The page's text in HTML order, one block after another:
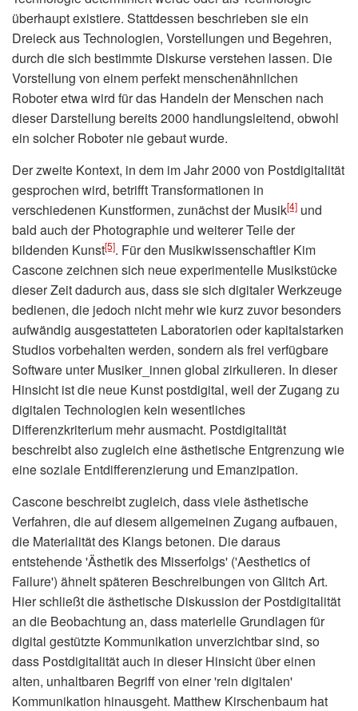
überhaupt existiere. Stattdessen beschrieben sie ein
Dreieck aus Technologien, Vorstellungen und Begehren,
durch die sich bestimmte Diskurse verstehen lassen. Die
Vorstellung von einem perfekt menschenähnlichen
Roboter etwa wird für das Handeln der Menschen nach
dieser Darstellung bereits 2000 handlungsleitend, obwohl
ein solcher Roboter nie gebaut wurde.
Der zweite Kontext, in dem im Jahr 2000 von Postdigitalität
gesprochen wird, betrifft Transformationen in
verschiedenen Kunstformen, zunächst der Musik[4] und
bald auch der Photographie und weiterer Teile der
bildenden Kunst[5]. Für den Musikwissenschaftler Kim
Cascone zeichnen sich neue experimentelle Musikstücke
dieser Zeit dadurch aus, dass sie sich digitaler Werkzeuge
bedienen, die jedoch nicht mehr wie kurz zuvor besonders
aufwändig ausgestatteten Laboratorien oder kapitalstarken
Studios vorbehalten werden, sondern als frei verfügbare
Software unter Musiker_innen global zirkulieren. In dieser
Hinsicht ist die neue Kunst postdigital, weil der Zugang zu
digitalen Technologien kein wesentliches
Differenzkriterium mehr ausmacht. Postdigitalität
beschreibt also zugleich eine ästhetische Entgrenzung wie
eine soziale Entdifferenzierung und Emanzipation.
Cascone beschreibt zugleich, dass viele ästhetische
Verfahren, die auf diesem allgemeinen Zugang aufbauen,
die Materialität des Klangs betonen. Die daraus
entstehende 'Ästhetik des Misserfolgs' ('Aesthetics of
Failure') ähnelt späteren Beschreibungen von Glitch Art.
Hier schließt die ästhetische Diskussion der Postdigitalität
an die Beobachtung an, dass materielle Grundlagen für
digital gestützte Kommunikation unverzichtbar sind, so
dass Postdigitalität auch in dieser Hinsicht über einen
alten, unhaltbaren Begriff von einer 'rein digitalen'
Kommunikation hinausgeht. Matthew Kirschenbaum hat